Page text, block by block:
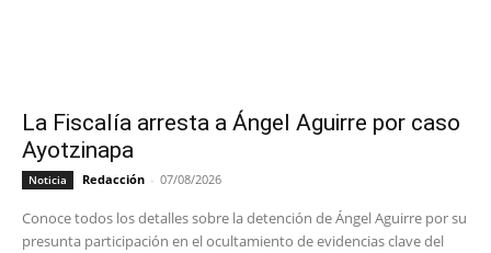
La Fiscalía arresta a Ángel Aguirre por caso
Ayotzinapa
Noticia Redacción - 07/08/2026
Conoce todos los detalles sobre la detención de Ángel Aguirre por su
presunta participación en el ocultamiento de evidencias clave del